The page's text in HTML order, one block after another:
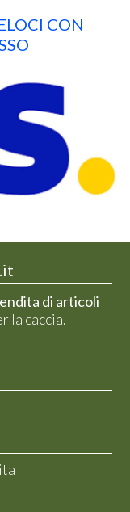
CON
di articoli
la caccia.